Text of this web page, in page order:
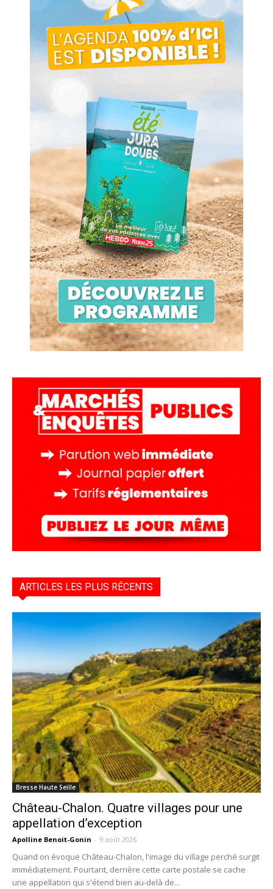
ARTICLES LES PLUS RÉCENTS
Bresse Haute Seille
Château-Chalon. Quatre villages pour une
appellation d’exception
Apolline Benoit-Gonin - 9 août 2026
Quand on évoque Château-Chalon, l'image du village perché surgit
immédiatement. Pourtant, derrière cette carte postale se cache
une appellation qui s'étend bien au-delà de...